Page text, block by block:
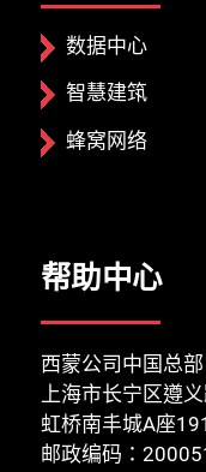
数据中心
智慧建筑
蜂窝网络
帮助中心
西蒙公司中国总部
上海市长宁区遵
虹桥南丰城A座
邮政编码：